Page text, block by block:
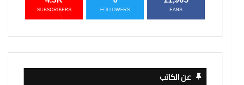
FANS
FOLLOWERS
SUBSCRIBERS
عن الكاتب